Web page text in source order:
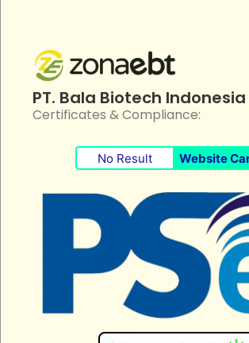
PT. Bala Biotech Indonesia
Certificates & Compliance:
No Result Website